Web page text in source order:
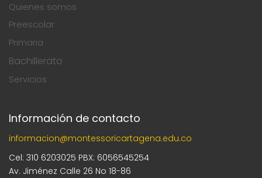
Quienes somos
Preescolar
Primaria
Bachillerato
Servicios
Información de contacto
informacion@montessoricartagena.edu.co
Cel: 310 6203025 PBX: 6056545254
Av. Jiménez Calle 26 No 18-86